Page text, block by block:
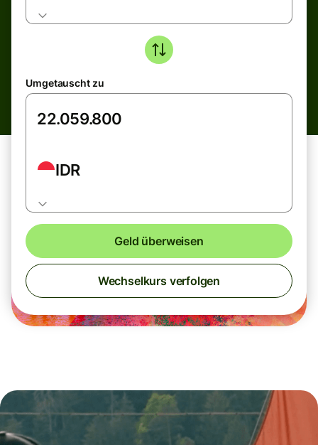
Umgetauscht zu
IDR
Geld überweisen
Wechselkurs verfolgen